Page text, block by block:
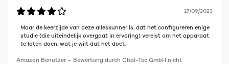
17/09/2023
Maar de keerzijde van deze alleskunner is, dat het configureren enige
studie (die uiteindelijk overgaat in ervaring) vereist om het apparaat
te laten doen, wat je wilt dat het doet.
Amazon Benutzer – Bewertung durch Chal-Tec GmbH nicht